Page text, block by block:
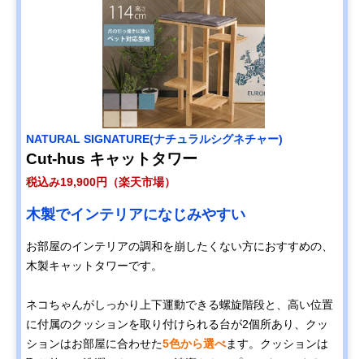
NATURAL SIGNATURE(ナチュラルシグネチャー)
Cut-hus キャットタワー
税込み19,900円（楽天市場）
木製でインテリアになじみやすい
お部屋のインテリアの調和を崩したくない方におすすめの、
木製キャットタワーです。
ネコちゃんがしっかり上下運動できる螺旋階段と、高い位置
に付属のクッションを取り付けられる台が2個所あり、クッ
ションはお部屋に合わせた5色から選べます。クッションは